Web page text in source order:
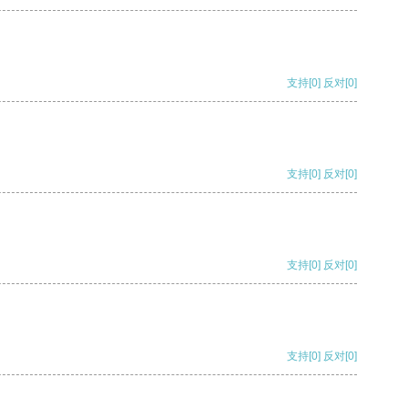
支持[0] 反对[0]
支持[0] 反对[0]
支持[0] 反对[0]
支持[0] 反对[0]